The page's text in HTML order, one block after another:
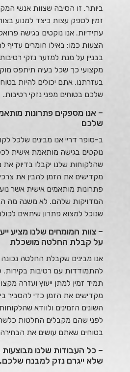
ביותר. זו הסיבה שצוות אנשי
זמין לספק עצות כיצד למנוע
עתידיות. אנו נוקטים בגישה
הצעות כמו: באילו חומרים
בבניין על מנת למזער נזקי
מקצועי כך שכל בעיה תיתפס
בעזרתנו, אתם יכולים להיות
שלכם בטוחים מפני נזקי רטיבות.
– אנו מספקים פתרונות
שלכם
ב-סופר דריי אנו מבינים שלכל
נוקטים בגישה מותאמת אישית
שהלקוחות שלנו יקבלו בדיוק
מקדישים את הזמן להבין את
פתרונות מותאמים אישית אשר
המדויקות שלהם. לא משנה מה
שנוכל למצוא פתרון שיתאים
– צוות המומחים שלנו מציע
על קבלת החלטה מושכלת
אנו מבינים שקבלת החלטה נכונה
להתמודדות עם רטיבות בקירות.
תמיד זמין למתן ייעוץ ועזרה
מקדישים את הזמן כדי להסביר
השונים הזמינים ולוודא
לפני שהם מקבלים החלטות
בטוחים שאתם עושים את
– כל העבודות שלנו
שלא ייגרם נזק למבנה שלכם.